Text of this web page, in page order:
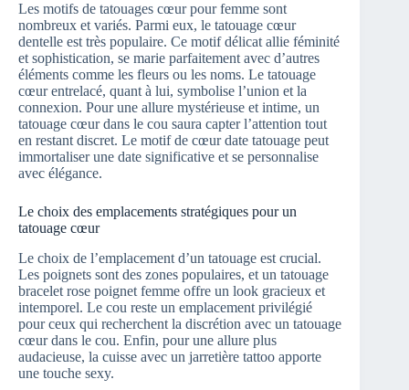
Les motifs de tatouages cœur pour femme sont
nombreux et variés. Parmi eux, le tatouage cœur
dentelle est très populaire. Ce motif délicat allie féminité
et sophistication, se marie parfaitement avec d’autres
éléments comme les fleurs ou les noms. Le tatouage
cœur entrelacé, quant à lui, symbolise l’union et la
connexion. Pour une allure mystérieuse et intime, un
tatouage cœur dans le cou saura capter l’attention tout
en restant discret. Le motif de cœur date tatouage peut
immortaliser une date significative et se personnalise
avec élégance.
Le choix des emplacements stratégiques pour un
tatouage cœur
Le choix de l’emplacement d’un tatouage est crucial.
Les poignets sont des zones populaires, et un tatouage
bracelet rose poignet femme offre un look gracieux et
intemporel. Le cou reste un emplacement privilégié
pour ceux qui recherchent la discrétion avec un tatouage
cœur dans le cou. Enfin, pour une allure plus
audacieuse, la cuisse avec un jarretière tattoo apporte
une touche sexy.